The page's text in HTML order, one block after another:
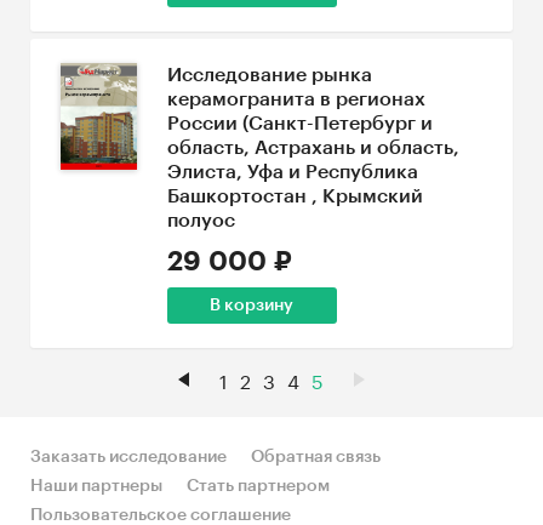
Исследование рынка
керамогранита в регионах
России (Санкт-Петербург и
область, Астрахань и область,
Элиста, Уфа и Республика
Башкортостан , Крымский
полуос
29 000 ₽
В корзину
1 2 3 4 5
Заказать исследование
Обратная связь
Наши партнеры
Стать партнером
Пользовательское соглашение